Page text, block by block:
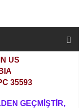
US
35593
GEÇMİŞTİR,